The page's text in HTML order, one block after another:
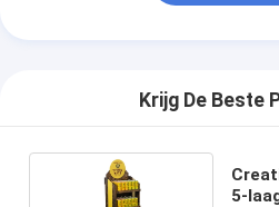
Krijg De Beste
5-